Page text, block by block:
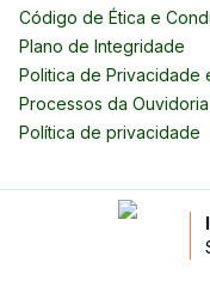
Código de Ética e
Plano de Integridade
Politica de Privacidade
Processos da Ouvidoria
Política de privacidade